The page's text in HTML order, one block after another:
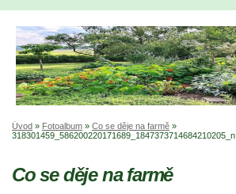
Úvod » Fotoalbum » Co se děje na farmě »
318301459_586200220171689_1847373714684210205_n
Co se děje na farmě